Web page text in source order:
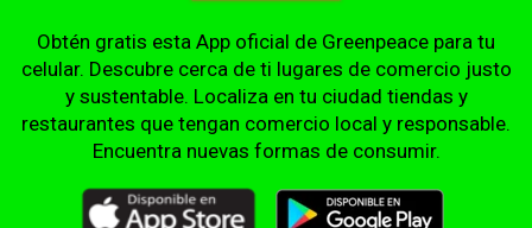
Obtén gratis esta App oficial de Greenpeace para tu
celular. Descubre cerca de ti lugares de comercio justo
y sustentable. Localiza en tu ciudad tiendas y
restaurantes que tengan comercio local y responsable.
Encuentra nuevas formas de consumir.